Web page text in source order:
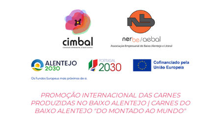
PROMOÇÃO INTERNACIONAL DAS CARNES
PRODUZIDAS NO BAIXO ALENTEJO | CARNES DO
BAIXO ALENTEJO "DO MONTADO AO MUNDO"